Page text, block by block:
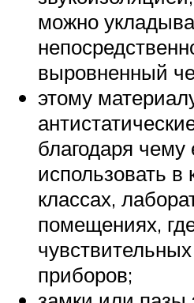
можно
выровненный
этому
благодаря чему
использовать
классах,
помещениях,
приборов;